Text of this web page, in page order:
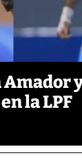
la LPF